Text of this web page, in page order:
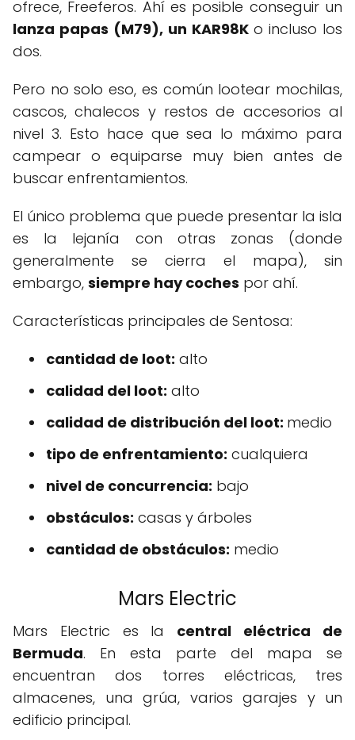
ofrece, Freeferos. Ahí es posible conseguir un
lanza papas (M79), un KAR98K o incluso los
dos.
Pero no solo eso, es común lootear mochilas,
cascos, chalecos y restos de accesorios al
nivel 3. Esto hace que sea lo máximo para
campear o equiparse muy bien antes de
buscar enfrentamientos.
El único problema que puede presentar la isla
es la lejanía con otras zonas (donde
generalmente se cierra el mapa), sin
embargo, siempre hay coches por ahí.
Características principales de Sentosa:
cantidad de loot: alto
calidad del loot: alto
calidad de distribución del loot: medio
tipo de enfrentamiento: cualquiera
nivel de concurrencia: bajo
obstáculos: casas y árboles
cantidad de obstáculos: medio
Mars Electric
Mars Electric es la central eléctrica de
Bermuda. En esta parte del mapa se
encuentran dos torres eléctricas, tres
almacenes, una grúa, varios garajes y un
edificio principal.